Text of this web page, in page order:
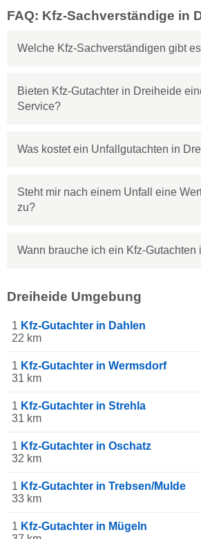
FAQ: Kfz-Sachverständige in
Welche Kfz-Sachverständigen gibt
Bieten Kfz-Gutachter in Dreiheide
Service?
Was kostet ein Unfallgutachten in
Steht mir nach einem Unfall eine
zu?
Wann brauche ich ein Kfz-Gutachten
Dreiheide Umgebung
1 Kfz-Gutachter in Dahlen
22 km
1 Kfz-Gutachter in Wermsdorf
31 km
1 Kfz-Gutachter in Strehla
31 km
1 Kfz-Gutachter in Oschatz
32 km
1 Kfz-Gutachter in Trebsen/Mulde
33 km
1 Kfz-Gutachter in Mügeln